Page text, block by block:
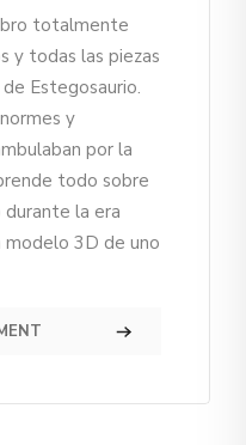
totalmente
y todas las piezas
Estegosaurio.
y
por la
todo sobre
la era
modelo 3D de uno